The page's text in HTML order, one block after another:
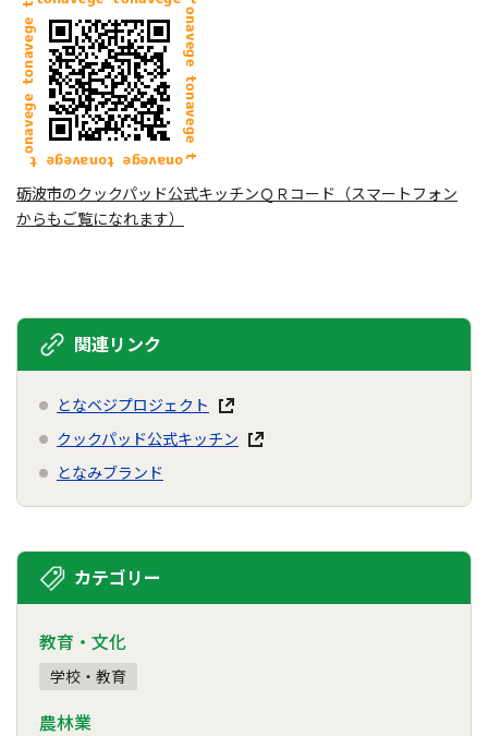
砺波市のクックパッド公式キッチンＱＲコード（スマートフォン
からもご覧になれます）
関連リンク
となベジプロジェクト
クックパッド公式キッチン
となみブランド
カテゴリー
教育・文化
学校・教育
農林業